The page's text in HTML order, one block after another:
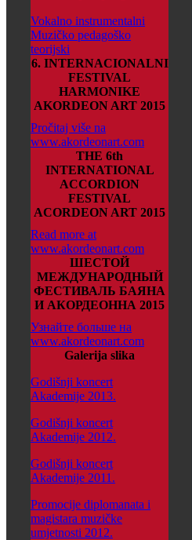
Vokalno instrumentalni
Muzičko pedagoško
teorijski
6. INTERNACIONALNI
FESTIVAL
HARMONIKE
AKORDEON ART 2015
Pročitaj više na
www.akordeonart.com
THE 6th
INTERNATIONAL
ACCORDION
FESTIVAL
ACORDEON ART 2015
Read more at
www.akordeonart.com
ШЕСТОЙ
МЕЖДУНАРОДНЫЙ
ФЕСТИВАЛЬ БАЯНА
И АКОРДЕОННА 2015
Узнайте больше на
www.akordeonart.com
Galerija slika
Godišnji koncert
Akademije 2013.
Godišnji koncert
Akademije 2012.
Godišnji koncert
Akademije 2011.
Promocije diplomanata i
magistara muzičke
umjetnosti 2012.